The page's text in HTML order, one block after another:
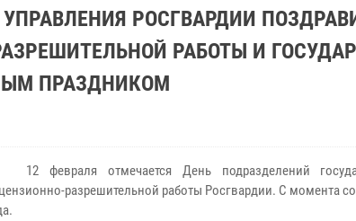
РОСГВАРДИИ
РАБОТЫ И
ПРАЗДНИКОМ
12 февраля отмечается День подразделений
разрешительной работы Росгвардии. С момента